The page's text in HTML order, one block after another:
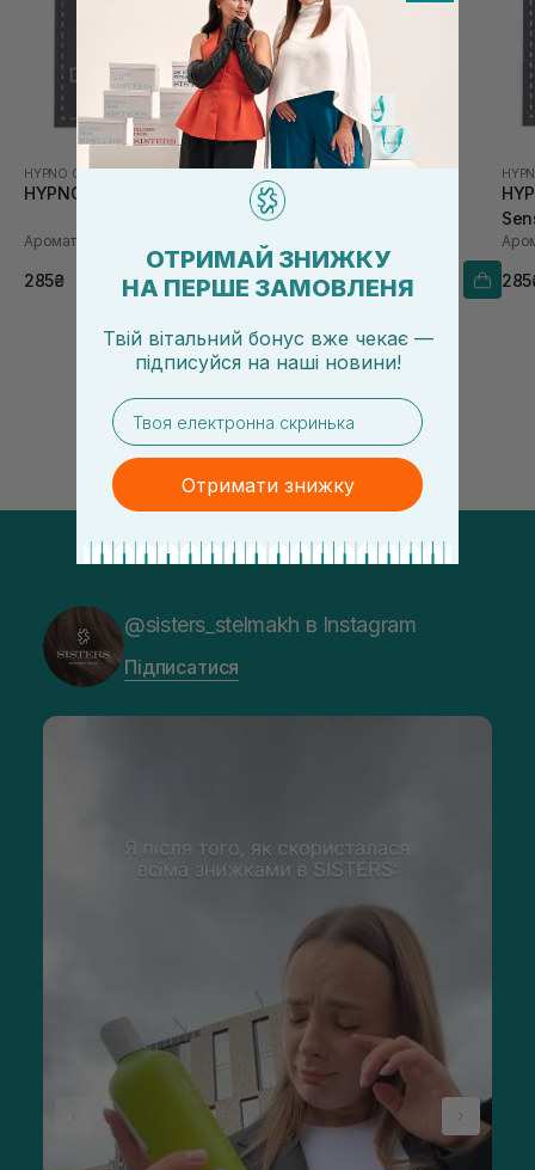
HYPNO CASA
HYPNO CASA Pepe Nero
Ароматичне саше
285₴
HYPNO CASA Classic
Sandalo Nobile
Ароматичне саше
225₴
@sisters_stelmakh в Instagram
Підписатися
ОТРИМАЙ ЗНИЖКУ
НА ПЕРШЕ ЗАМОВЛЕНЯ
Твій вітальний бонус вже чекає —
підписуйся на наші новини!
email
Отримати знижку